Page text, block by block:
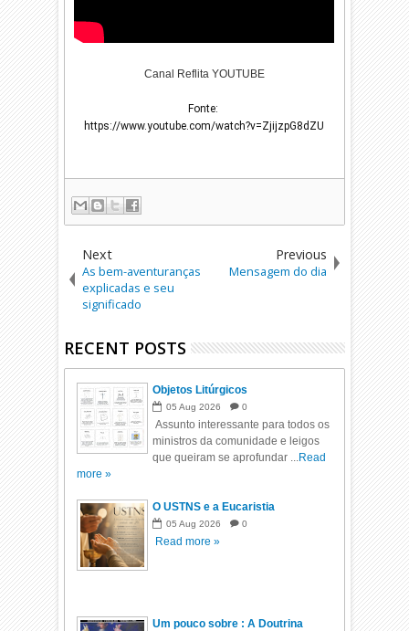
Canal Reflita YOUTUBE
Fonte:
https://www.youtube.com/watch?v=ZjijzpG8dZU
Next
As bem-aventuranças
explicadas e seu
significado
Previous
Mensagem do dia
RECENT POSTS
Objetos Litúrgicos
05 Aug 2026 0
Assunto interessante para todos os
ministros da comunidade e leigos
que queiram se aprofundar ...Read
more »
O USTNS e a Eucaristia
05 Aug 2026 0
Read more »
Um pouco sobre : A Doutrina